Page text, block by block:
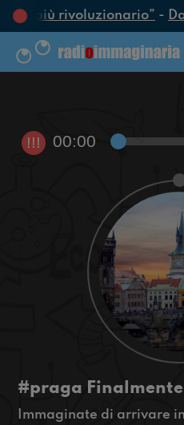
più rivoluzionario”-
!!! 00:00
#praga
Immaginate di arrivare